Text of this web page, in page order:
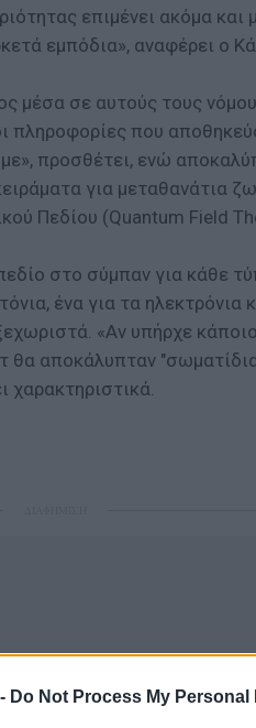
Do Not Process My Personal
επιμένει ακόμα και
εμπόδια», αναφέρει ο
μέσα σε αυτούς τους
πληροφορίες που
προσθέτει, ενώ
για μεταθανάτια
Πεδίου (Quantum Field
στο σύμπαν για κάθε
ένα για τα ηλεκτρόνια
«Αν υπήρχε
θα αποκάλυπταν
χαρακτηριστικά.